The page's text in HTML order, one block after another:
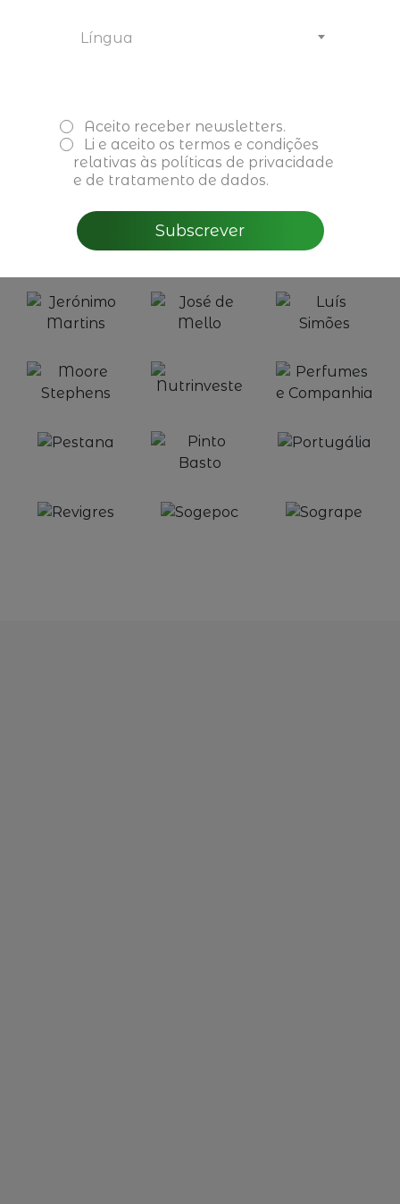
Língua
Aceito receber newsletters.
Li e aceito os termos e condições
relativas às políticas de privacidade
e de tratamento de dados.
Subscrever